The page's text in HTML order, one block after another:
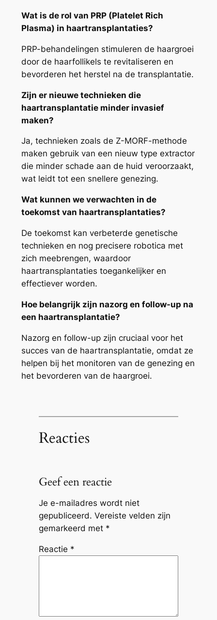
Wat is de rol van PRP (Platelet Rich
Plasma) in haartransplantaties?
PRP-behandelingen stimuleren de haargroei
door de haarfollikels te revitaliseren en
bevorderen het herstel na de transplantatie.
Zijn er nieuwe technieken die
haartransplantatie minder invasief
maken?
Ja, technieken zoals de Z-MORF-methode
maken gebruik van een nieuw type extractor
die minder schade aan de huid veroorzaakt,
wat leidt tot een snellere genezing.
Wat kunnen we verwachten in de
toekomst van haartransplantaties?
De toekomst kan verbeterde genetische
technieken en nog precisere robotica met
zich meebrengen, waardoor
haartransplantaties toegankelijker en
effectiever worden.
Hoe belangrijk zijn nazorg en follow-up na
een haartransplantatie?
Nazorg en follow-up zijn cruciaal voor het
succes van de haartransplantatie, omdat ze
helpen bij het monitoren van de genezing en
het bevorderen van de haargroei.
Reacties
Geef een reactie
Je e-mailadres wordt niet
gepubliceerd. Vereiste velden zijn
gemarkeerd met *
Reactie *